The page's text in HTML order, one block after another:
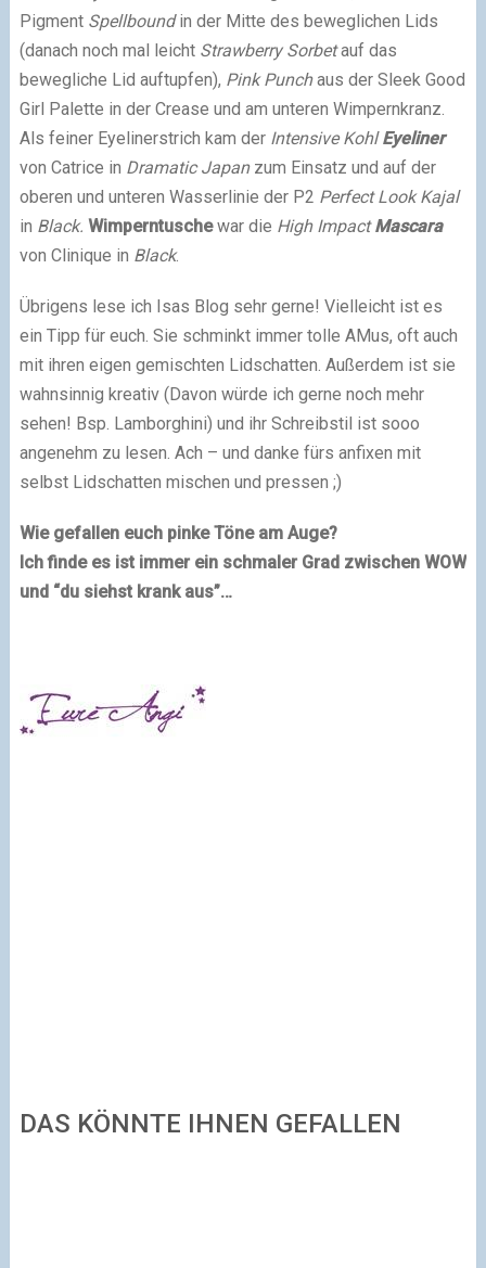
Pigment Spellboundin der Mitte des beweglichen Lids
(danach noch mal leicht Strawberry Sorbetauf das
bewegliche Lid auftupfen), Pink Punchaus der Sleek Good
Girl Palette in der Crease und am unteren Wimpernkranz.
Als feiner Eyelinerstrich kam der Intensive KohlEyeliner
von Catrice in Dramatic Japanzum Einsatz und auf der
oberen und unteren Wasserlinie der P2 Perfect Look Kajal
in Black. Wimperntuschewar die High ImpactMascara
von Clinique in Black.
Übrigens lese ich Isas Blog sehr gerne! Vielleicht ist es
ein Tipp für euch. Sie schminkt immer tolle AMus, oft auch
mit ihren eigen gemischten Lidschatten. Außerdem ist sie
wahnsinnig kreativ (Davon würde ich gerne noch mehr
sehen! Bsp. Lamborghini) und ihr Schreibstil ist sooo
angenehm zu lesen. Ach – und danke fürs anfixen mit
selbst Lidschatten mischen und pressen ;)
Wie gefallen euch pinke Töne am Auge?
Ich finde es ist immer ein schmaler Grad zwischen WOW
und “du siehst krank aus”…
DAS KÖNNTE IHNEN GEFALLEN